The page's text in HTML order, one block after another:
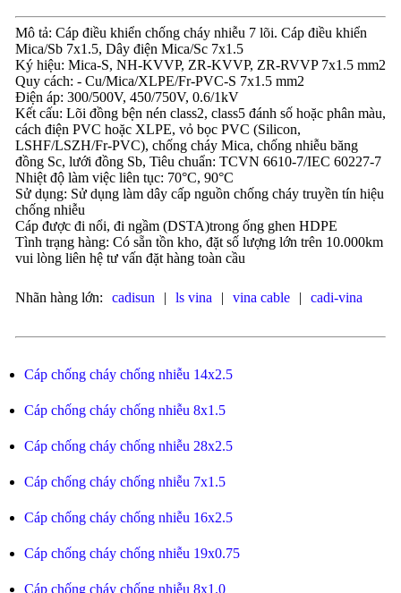
Mô tả: Cáp điều khiển chống cháy nhiễu 7 lõi. Cáp điều khiển
Mica/Sb 7x1.5, Dây điện Mica/Sc 7x1.5
Ký hiệu: Mica-S, NH-KVVP, ZR-KVVP, ZR-RVVP 7x1.5 mm2
Quy cách: - Cu/Mica/XLPE/Fr-PVC-S 7x1.5 mm2
Điện áp: 300/500V, 450/750V, 0.6/1kV
Kết cấu: Lõi đồng bện nén class2, class5 đánh số hoặc phân màu,
cách điện PVC hoặc XLPE, vỏ bọc PVC (Silicon,
LSHF/LSZH/Fr-PVC), chống cháy Mica, chống nhiễu băng
đồng Sc, lưới đồng Sb, Tiêu chuẩn: TCVN 6610-7/IEC 60227-7
Nhiệt độ làm việc liên tục: 70°C, 90°C
Sử dụng: Sử dụng làm dây cấp nguồn chống cháy truyền tín hiệu
chống nhiễu
Cáp được đi nổi, đi ngầm (DSTA)trong ống ghen HDPE
Tình trạng hàng: Có sẵn tồn kho, đặt số lượng lớn trên 10.000km
vui lòng liên hệ tư vấn đặt hàng toàn cầu
Nhãn hàng lớn: cadisun | ls vina | vina cable | cadi-vina
Cáp chống cháy chống nhiễu 14x2.5
Cáp chống cháy chống nhiễu 8x1.5
Cáp chống cháy chống nhiễu 28x2.5
Cáp chống cháy chống nhiễu 7x1.5
Cáp chống cháy chống nhiễu 16x2.5
Cáp chống cháy chống nhiễu 19x0.75
Cáp chống cháy chống nhiễu 8x1.0